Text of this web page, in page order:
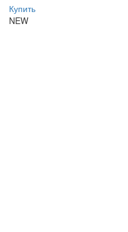
Купить
NEW